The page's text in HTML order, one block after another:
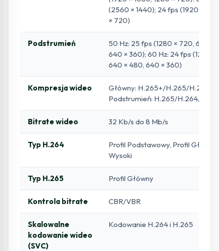
(2560 × 1440); 24 fps (1920 ×
× 720)
Podstrumień
50 Hz: 25 fps (1280 × 720, 640 ×
640 × 360); 60 Hz: 24 fps (1280 ×
640 × 480, 640 × 360)
Kompresja wideo
Główny: H.265+/H.265/H.264+/
Podstrumień: H.265/H.264/
Bitrate wideo 32 Kb/s do 8 Mb/s
Typ H.264
Profil Podstawowy, Profil
Wysoki
Typ H.265 Profil Główny
Kontrola bitrate CBR/VBR
Skalowalne
kodowanie wideo
(SVC)
Kodowanie H.264 i H.265